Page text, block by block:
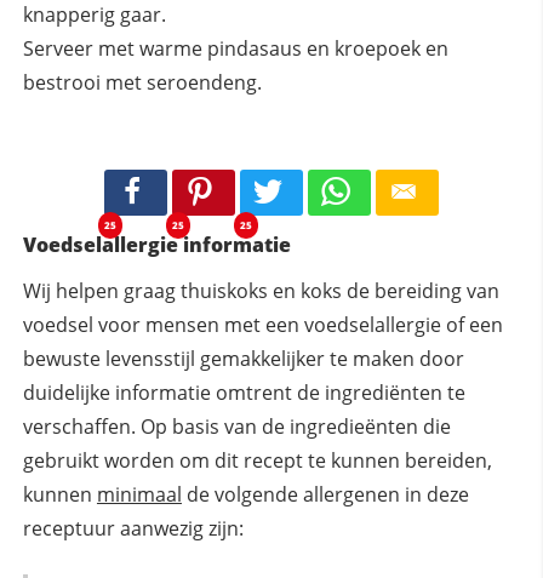
knapperig gaar.
Serveer met warme pindasaus en kroepoek en
bestrooi met seroendeng.
25 25 25
Voedselallergie informatie
Wij helpen graag thuiskoks en koks de bereiding van
voedsel voor mensen met een voedselallergie of een
bewuste levensstijl gemakkelijker te maken door
duidelijke informatie omtrent de ingrediënten te
verschaffen. Op basis van de ingredieënten die
gebruikt worden om dit recept te kunnen bereiden,
kunnen minimaal de volgende allergenen in deze
receptuur aanwezig zijn: